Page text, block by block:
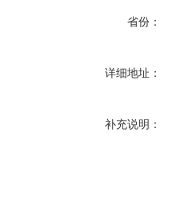
省份：
详细地址：
补充说明：